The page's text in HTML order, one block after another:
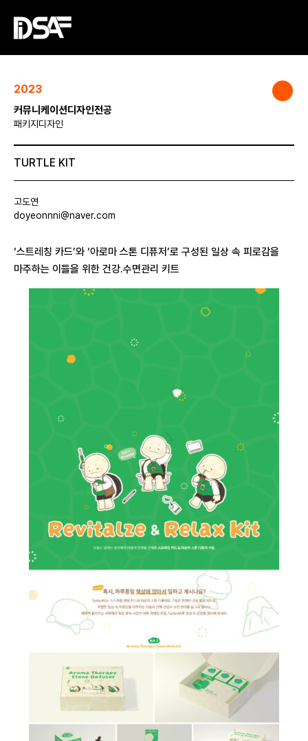
2023
커뮤니케이션디자인전공
패키지디자인
TURTLE KIT
고도연
doyeonnni@naver.com
‘스트레칭 카드’와 ‘아로마 스톤 디퓨저’로 구성된 일상 속 피로감을
마주하는 이들을 위한 건강.수면관리 키트